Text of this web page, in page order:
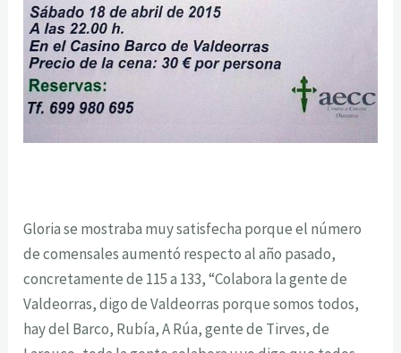
Gloria se mostraba muy satisfecha porque el número
de comensales aumentó respecto al año pasado,
concretamente de 115 a 133, “Colabora la gente de
Valdeorras, digo de Valdeorras porque somos todos,
hay del Barco, Rubía, A Rúa, gente de Tirves, de